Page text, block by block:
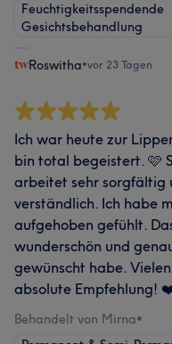
Feuchtigkeitsspendende
Gesichtsbehandlung
Roswitha•vor 23 Tagen
Ich war heute zur
bin total begeistert. 🩷
arbeitet sehr sorgfältig
verständlich. Ich habe
aufgehoben gefühlt.
wunderschön und
gewünscht habe.
absolute Empfehlung!
Behandelt von Mirna•